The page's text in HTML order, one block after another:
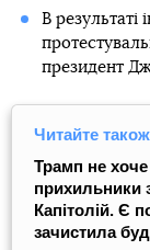
В результаті
президент
Читайте
Трамп не
прихильники
Капітолій. Є
зачистила